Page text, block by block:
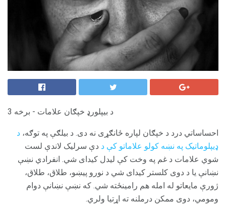
د بیپلورډ خپګان علامات - برخه 3
احساساتي درد د خپګان لپاره ځانګړی نه دی. د بیلګې په توګه، د
ډیپلوماتیک په نښه کولو علاماتو کې د دې سرلیک لاندې لست
شوي علامات د غم په وخت کې لیدل کیدای شي. انفرادي نښې
نښانې یا د دوی کلستر کیدای شي د نورو پیښو، طلاق، طلاق،
ژورې مایعاتو له امله هم رامینځته شي. که نښې نښانې دوام
ومومي، دوی ممکن درملنه ته اړتیا ولري.